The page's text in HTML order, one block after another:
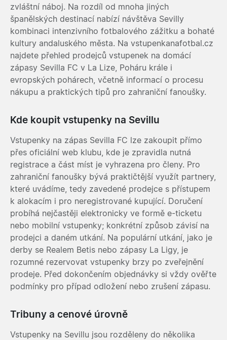
zvláštní náboj. Na rozdíl od mnoha jiných
španělských destinací nabízí návštěva Sevilly
kombinaci intenzivního fotbalového zážitku a bohaté
kultury andaluského města. Na vstupenkanafotbal.cz
najdete přehled prodejců vstupenek na domácí
zápasy Sevilla FC v La Lize, Poháru krále i
evropských pohárech, včetně informací o procesu
nákupu a praktických tipů pro zahraniční fanoušky.
Kde koupit vstupenky na Sevillu
Vstupenky na zápas Sevilla FC lze zakoupit přímo
přes oficiální web klubu, kde je zpravidla nutná
registrace a část míst je vyhrazena pro členy. Pro
zahraniční fanoušky bývá praktičtější využít partnery,
které uvádíme, tedy zavedené prodejce s přístupem
k alokacím i pro neregistrované kupující. Doručení
probíhá nejčastěji elektronicky ve formě e-ticketu
nebo mobilní vstupenky; konkrétní způsob závisí na
prodejci a daném utkání. Na populární utkání, jako je
derby se Realem Betis nebo zápasy La Ligy, je
rozumné rezervovat vstupenky brzy po zveřejnění
prodeje. Před dokončením objednávky si vždy ověřte
podmínky pro případ odložení nebo zrušení zápasu.
Tribuny a cenové úrovně
Vstupenky na Sevillu jsou rozděleny do několika